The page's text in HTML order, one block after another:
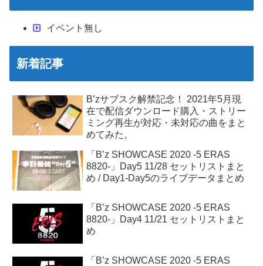
イベント無し
新着記事
B’zサブスク解禁記念！ 2021年5月現
在で配信ダウンロード購入・ストリー
ミング再生が対応・未対応の曲をまと
めてみた。
「B’z SHOWCASE 2020 -5 ERAS
8820-」Day5 11/28 セットリストまと
め / Day1-Day5のライブデータまとめ
「B’z SHOWCASE 2020 -5 ERAS
8820-」Day4 11/21 セットリストまと
め
「B’z SHOWCASE 2020 -5 ERAS